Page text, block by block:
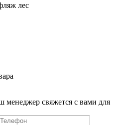
лес
менеджер свяжется с вами для